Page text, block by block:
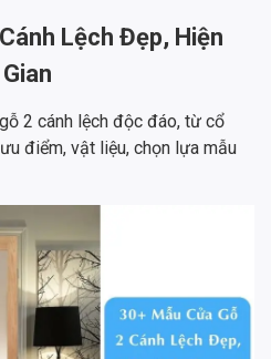
Lệch Đẹp, Hiện
2 cánh lệch độc đáo, từ cổ
điểm, vật liệu, chọn lựa mẫu